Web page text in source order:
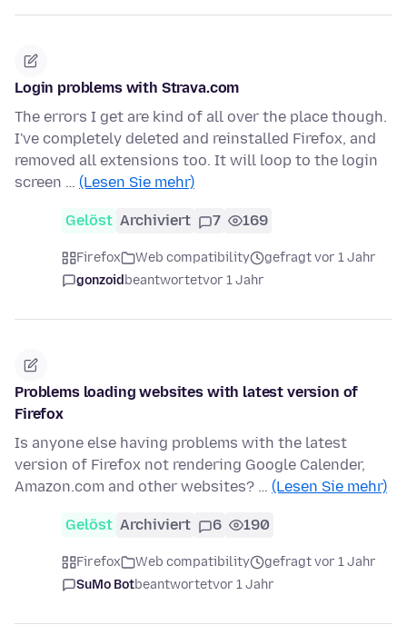
Login problems with Strava.com
The errors I get are kind of all over the place though.
I've completely deleted and reinstalled Firefox, and
removed all extensions too. It will loop to the login
screen … (Lesen Sie mehr)
Gelöst Archiviert 7 169
Firefox Web compatibility
gefragt vor 1 Jahr
gonzoidbeantwortetvor 1 Jahr
Problems loading websites with latest version of
Firefox
Is anyone else having problems with the latest
version of Firefox not rendering Google Calender,
Amazon.com and other websites? … (Lesen Sie mehr)
Gelöst Archiviert 6 190
Firefox Web compatibility
gefragt vor 1 Jahr
SuMo Botbeantwortetvor 1 Jahr